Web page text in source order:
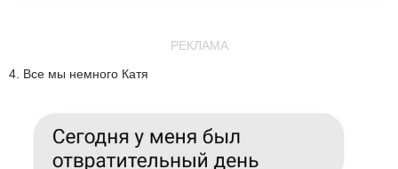
РЕКЛАМА
4. Все мы немного Катя